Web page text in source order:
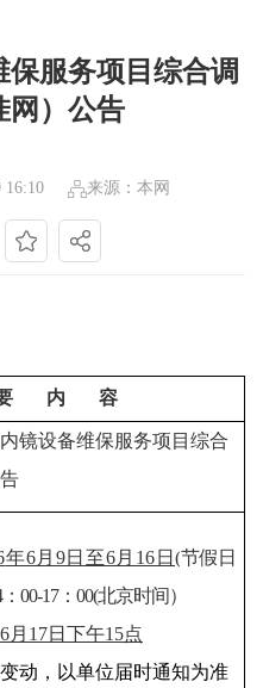
服务项目综合调
网）公告
16:10 来源：本网
内 容
镜设备维保服务项目综合
年6月9日至6月16日(节假日
00-17：00(北京时间）
6月 17日下午15点
动，以单位届时通知为准